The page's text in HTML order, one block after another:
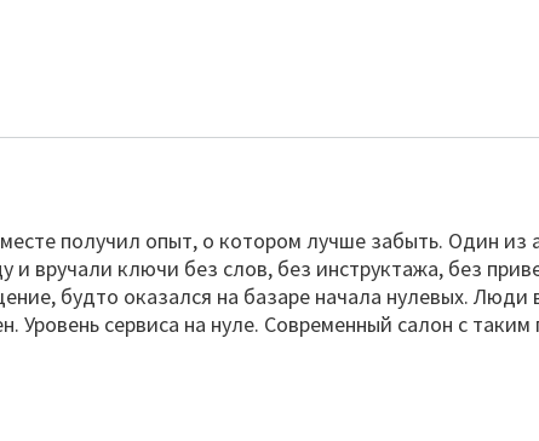
получил опыт, о котором лучше забыть. Один из
и вручали ключи без слов, без инструктажа, без
будто оказался на базаре начала нулевых. Люди
Уровень сервиса на нуле. Современный салон с